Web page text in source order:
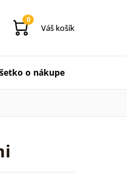
0
Váš košík
o nákupe